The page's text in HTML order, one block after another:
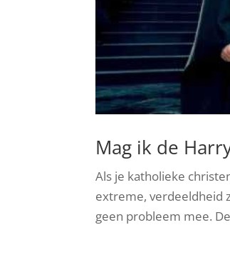
Mag ik de
Als je katholieke
extreme, verdeeldheid
geen probleem mee.